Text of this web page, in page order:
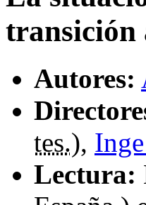
transición
Autores:
tes.),
Lectura: